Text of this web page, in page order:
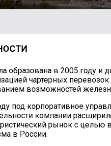
в 2005 году и
чартерных
возможностей
под корпоративное
компании
рынок с целью
в России.